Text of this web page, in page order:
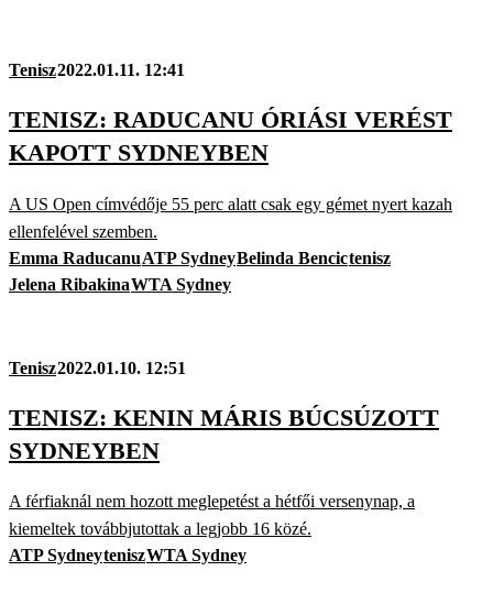
Tenisz2022.01.11. 12:41
TENISZ: RADUCANU ÓRIÁSI VERÉST
KAPOTT SYDNEYBEN
A US Open címvédője 55 perc alatt csak egy gémet nyert kazah
ellenfelével szemben.
Emma RaducanuATP SydneyBelinda Bencictenisz
Jelena RibakinaWTA Sydney
Tenisz2022.01.10. 12:51
TENISZ: KENIN MÁRIS BÚCSÚZOTT
SYDNEYBEN
A férfiaknál nem hozott meglepetést a hétfői versenynap, a
kiemeltek továbbjutottak a legjobb 16 közé.
ATP SydneyteniszWTA Sydney